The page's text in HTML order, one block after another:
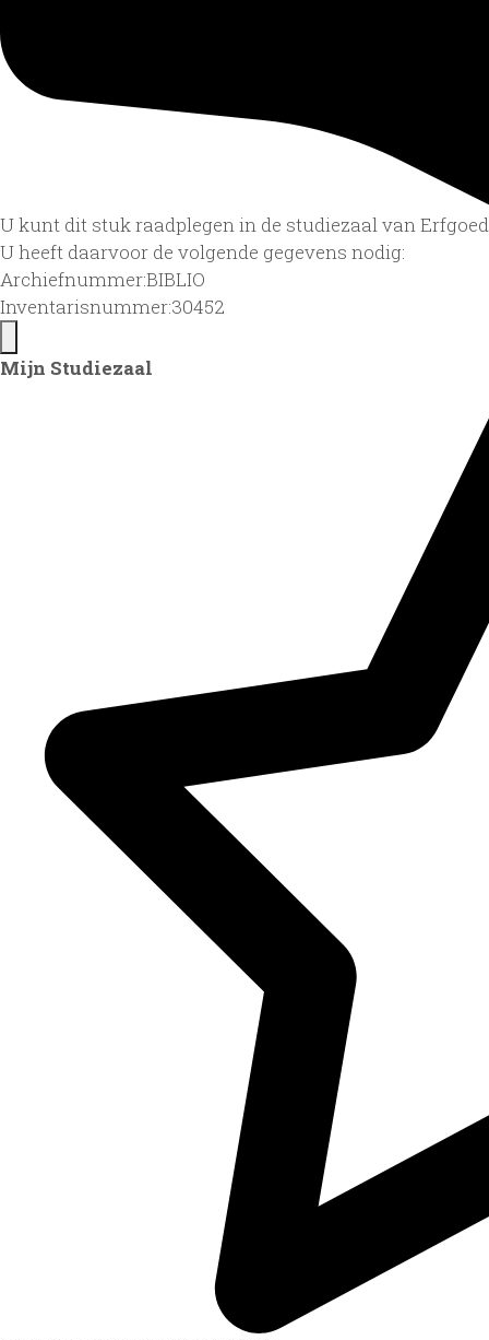
U kunt dit stuk raadplegen in de studiezaal van
U heeft daarvoor de volgende gegevens nodig:
Archiefnummer:BIBLIO
Inventarisnummer:30452
Mijn Studiezaal